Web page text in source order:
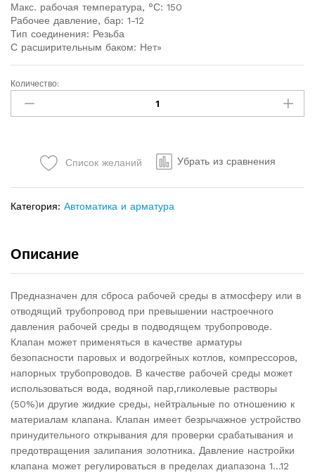
Макс. рабочая температура, °С: 150
Рабочее давление, бар: 1-12
Тип соединения: Резьба
С расширительным баком: Нет»
Количество:
Список желаний Убрать из сравнения
Категория: Автоматика и арматура
Описание
Предназначен для сброса рабочей среды в атмосферу или в
отводящий трубопровод при превышении настроечного
давления рабочей среды в подводящем трубопроводе.
Клапан может применяться в качестве арматуры
безопасности паровых и водогрейных котлов, компрессоров,
напорных трубопроводов. В качестве рабочей среды может
использоваться вода, водяной пар,гликолевые растворы
(50%)и другие жидкие среды, нейтральные по отношению к
материалам клапана. Клапан имеет безрычажное устройство
принудительного открывания для проверки срабатывания и
предотвращения залипания золотника. Давление настройки
клапана может регулироваться в пределах диапазона 1…12